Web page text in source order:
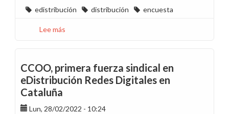
edistribución distribución encuesta
Lee más
las
consultas
recibidas
la
CCOO, primera fuerza sindical en
eDistribución Redes Digitales en
Cataluña
Lun, 28/02/2022 - 10:24